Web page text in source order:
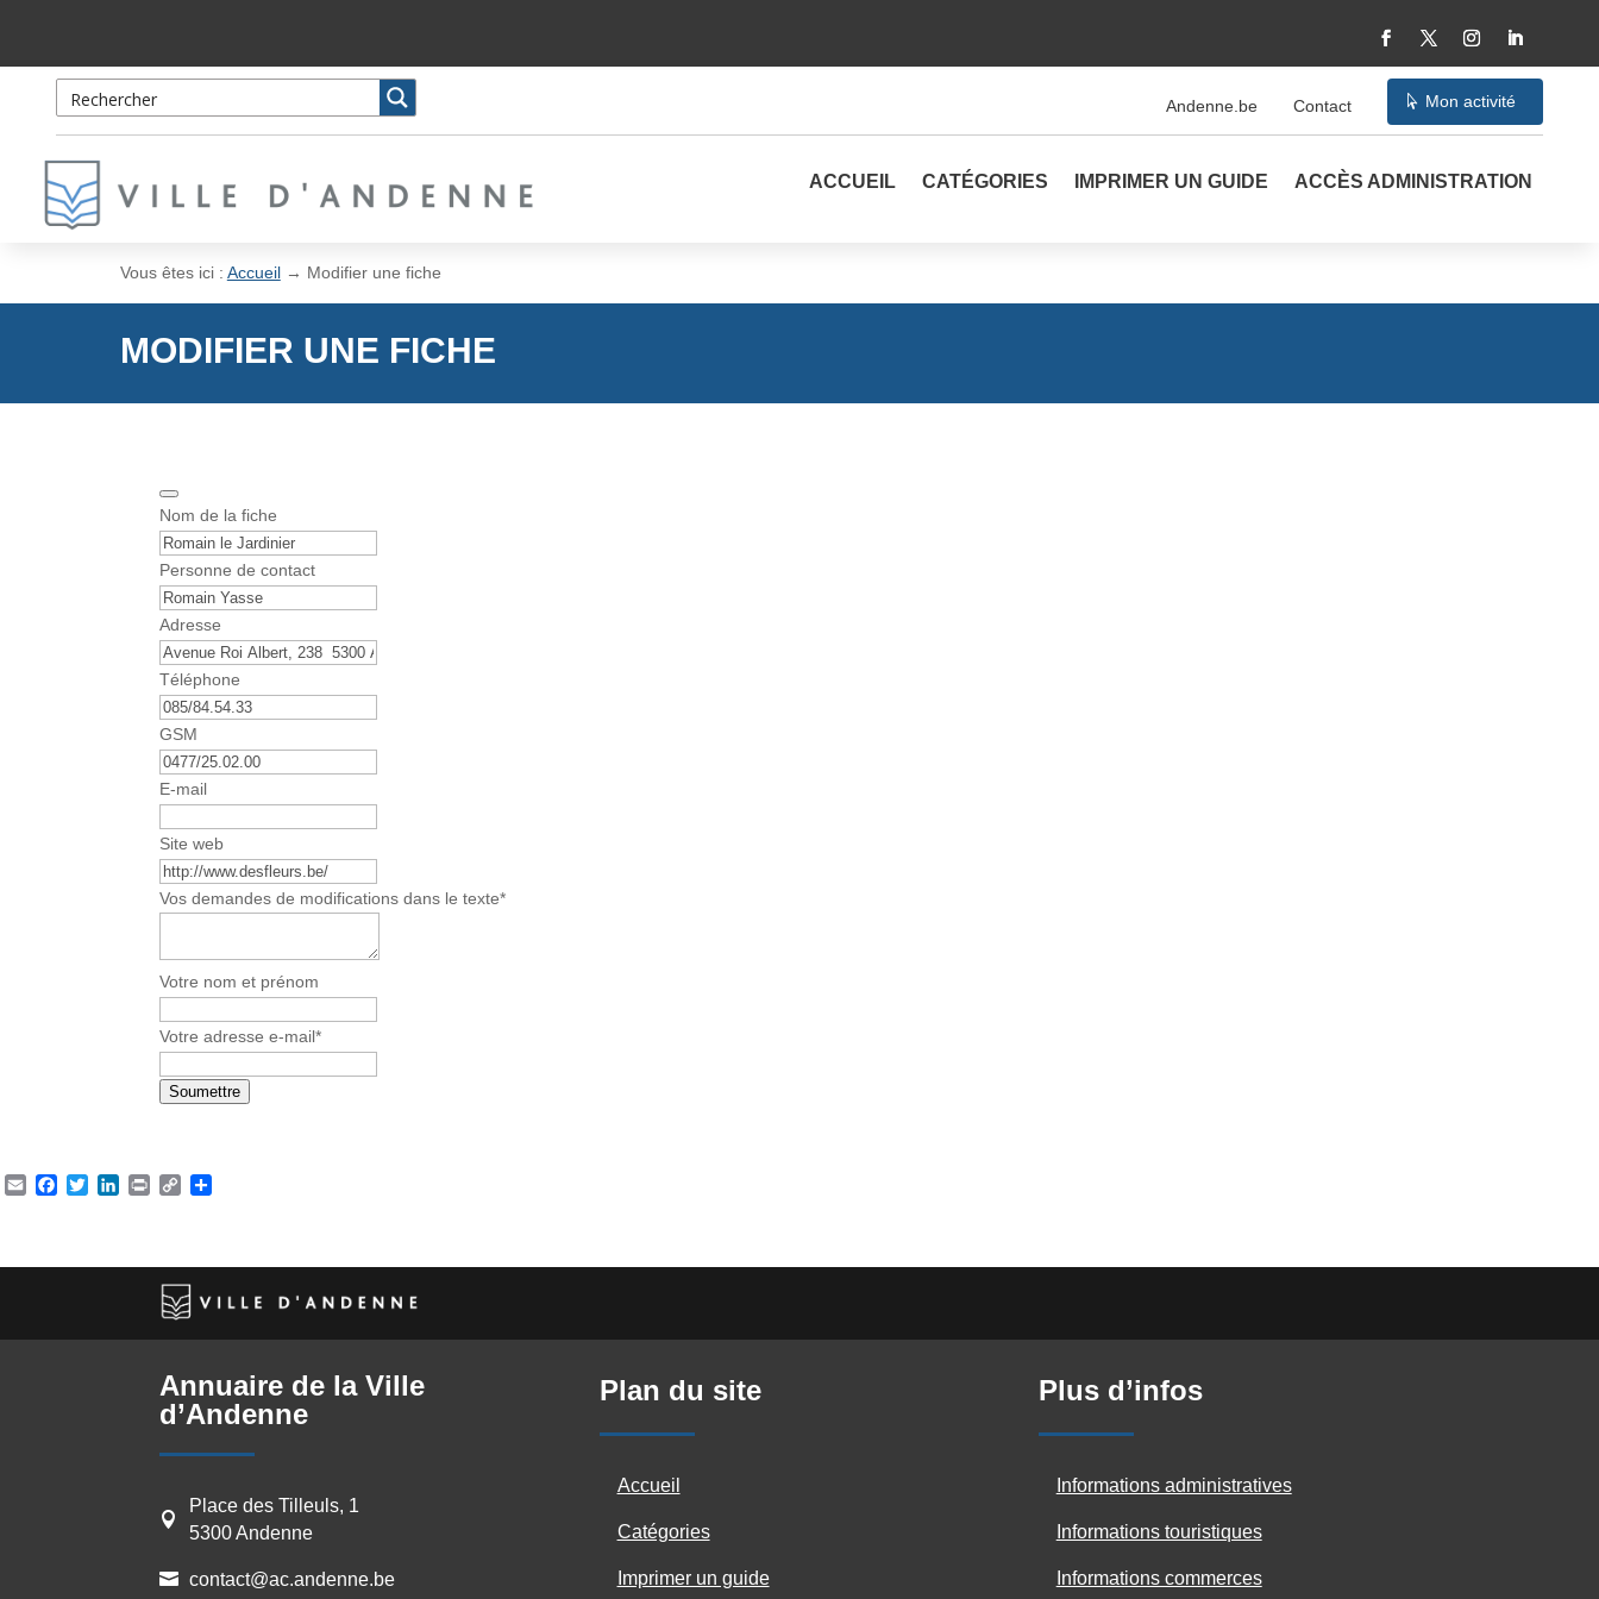
Content
la
navigation
Andenne.be Contact Mon activité
ACCUEIL CATÉGORIES IMPRIMER UN GUIDE ACCÈS ADMINISTRATION
Vous êtes ici : Accueil→ Modifier une fiche
MODIFIER UNE FICHE
Nom de la fiche
Personne de contact
Adresse
Téléphone
GSM
E-mail
Site web
Vos demandes de modifications dans le texte*
C
n
a
E
m
l
*
Votre nom et prénom
Votre adresse e-mail*
Soumettre
EmailFacebook
TwitterLinkedIn
Print Copy
Annuaire de la Ville
d’Andenne

Place des Tilleuls, 1
5300 Andenne
 contact@ac.andenne.be
Plan du site
Accueil
Catégories
Imprimer un guide
Plus d’infos
Informations administratives
Informations touristiques
Informations commerces